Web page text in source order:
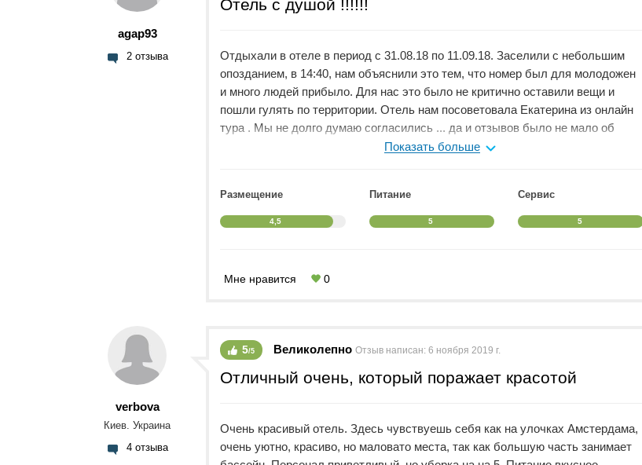
agap93
2 отзыва
Отель с душой !!!!!!
Отдыхали в отеле в период с 31.08.18 по 11.09.18. Заселили с небольшим
опозданием, в 14:40, нам объяснили это тем, что номер был для молодожен
и много людей прибыло. Для нас это было не критично оставили вещи и
пошли гулять по территории. Отель нам посоветовала Екатерина из онлайн
тура . Мы не долго думаю согласились ... да и отзывов было не мало об
Территория отеля не зеленая, но современная чистая и ухоженная, как-будто
прогуливаетесь не по Турции, а по Европе. Пляж галька, лежаков достаточно
как алкогольных, так и безалкогольных.
макаруны и тортики и пирожное и турецкие сладости пахлава, лукум. Фрукты
стабильно арбуз, дыня( правда они не всегда вкусные) персики, нектарины,
яблоки, груши, бананы, апельсины, сливы, инжир, виноград 2 видов.
докладывают. Даже если люди подносами уносят, все равно принесут еще.
Еще один плюс отеля, по-моему мнению, на территории отеля живет хозяин и
Показать больше
Размещение
4,5
Питание
5
Сервис
5
Мне нравится 0
verbova
Киев. Украина
4 отзыва
5/5 Великолепно Отзыв написан: 6 ноября 2019 г.
Отличный очень, который поражает красотой
Очень красивый отель. Здесь чувствуешь себя как на улочках Амстердама,
очень уютно, красиво, но маловато места, так как большую часть занимает